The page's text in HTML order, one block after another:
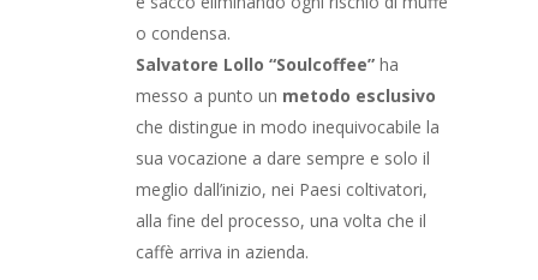
o condensa.
Salvatore Lollo “Soulcoffee” ha
messo a punto un metodo esclusivo
che distingue in modo inequivocabile la
sua vocazione a dare sempre e solo il
meglio dall’inizio, nei Paesi coltivatori,
alla fine del processo, una volta che il
caffè arriva in azienda.